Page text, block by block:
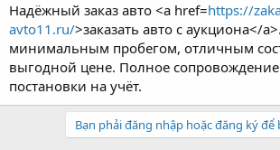
Надёжный заказ авто <a href=https://
avto11.ru/>заказать авто с аукциона</
минимальным пробегом, отличным
выгодной цене. Полное
постановки на учёт.
Bạn phải đăng nhập hoặc đăng ký để